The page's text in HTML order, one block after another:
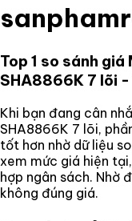
Top 1 so sánh giá
SHA8866K 7 lõi -
Khi bạn đang cân
SHA8866K 7 lõi,
tốt hơn nhờ dữ liệu
xem mức giá hiện
hợp ngân sách. Nhờ
không đúng giá.